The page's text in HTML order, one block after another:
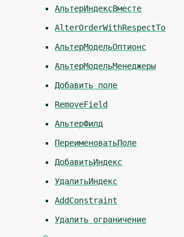
АльтерИндексВместе
AlterOrderWithRespectTo
АльтерМодельОптионс
АльтерМодельМенеджеры
Добавить поле
RemoveField
АльтерФилд
ПереименоватьПоле
ДобавитьИндекс
УдалитьИндекс
AddConstraint
Удалить ограничение